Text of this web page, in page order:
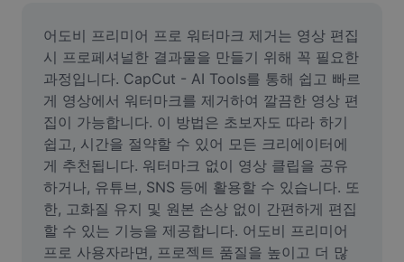
온라인 사진 에디터
밈 생성기
AI Text Remover
AI People Remover
AI Inpainting
Face Cutout
어도비 프리미어 프로 워터마크 제거는 영상 편집
시 프로페셔널한 결과물을 만들기 위해 꼭 필요한
과정입니다. CapCut - AI Tools를 통해 쉽고 빠르
게 영상에서 워터마크를 제거하여 깔끔한 영상 편
집이 가능합니다. 이 방법은 초보자도 따라 하기
쉽고, 시간을 절약할 수 있어 모든 크리에이터에
게 추천됩니다. 워터마크 없이 영상 클립을 공유
하거나, 유튜브, SNS 등에 활용할 수 있습니다. 또
한, 고화질 유지 및 원본 손상 없이 간편하게 편집
할 수 있는 기능을 제공합니다. 어도비 프리미어
프로 사용자라면, 프로젝트 품질을 높이고 더 많